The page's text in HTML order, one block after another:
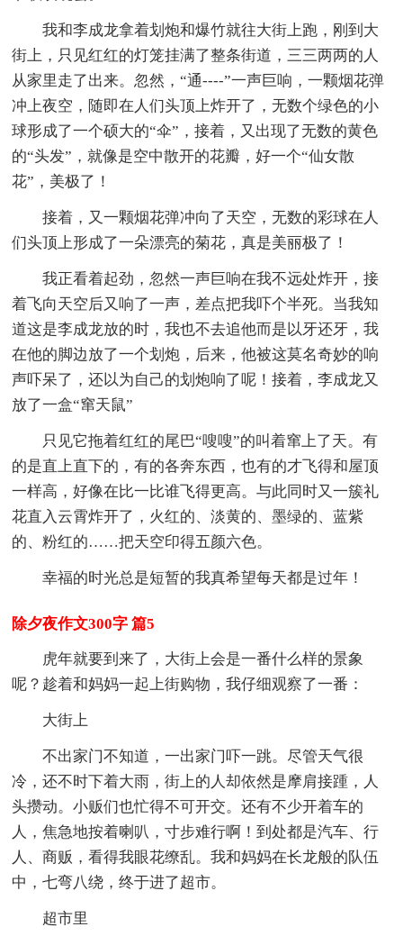
我和李成龙拿着划炮和爆竹就往大街上跑，刚到大
街上，只见红红的灯笼挂满了整条街道，三三两两的人
从家里走了出来。忽然，“通----”一声巨响，一颗烟花弹
冲上夜空，随即在人们头顶上炸开了，无数个绿色的小
球形成了一个硕大的“伞”，接着，又出现了无数的黄色
的“头发”，就像是空中散开的花瓣，好一个“仙女散
花”，美极了！
接着，又一颗烟花弹冲向了天空，无数的彩球在人
们头顶上形成了一朵漂亮的菊花，真是美丽极了！
我正看着起劲，忽然一声巨响在我不远处炸开，接
着飞向天空后又响了一声，差点把我吓个半死。当我知
道这是李成龙放的时，我也不去追他而是以牙还牙，我
在他的脚边放了一个划炮，后来，他被这莫名奇妙的响
声吓呆了，还以为自己的划炮响了呢！接着，李成龙又
放了一盒“窜天鼠”
只见它拖着红红的尾巴“嗖嗖”的叫着窜上了天。有
的是直上直下的，有的各奔东西，也有的才飞得和屋顶
一样高，好像在比一比谁飞得更高。与此同时又一簇礼
花直入云霄炸开了，火红的、淡黄的、墨绿的、蓝紫
的、粉红的……把天空印得五颜六色。
幸福的时光总是短暂的我真希望每天都是过年！
除夕夜作文300字 篇5
虎年就要到来了，大街上会是一番什么样的景象
呢？趁着和妈妈一起上街购物，我仔细观察了一番：
大街上
不出家门不知道，一出家门吓一跳。尽管天气很
冷，还不时下着大雨，街上的人却依然是摩肩接踵，人
头攒动。小贩们也忙得不可开交。还有不少开着车的
人，焦急地按着喇叭，寸步难行啊！到处都是汽车、行
人、商贩，看得我眼花缭乱。我和妈妈在长龙般的队伍
中，七弯八绕，终于进了超市。
超市里